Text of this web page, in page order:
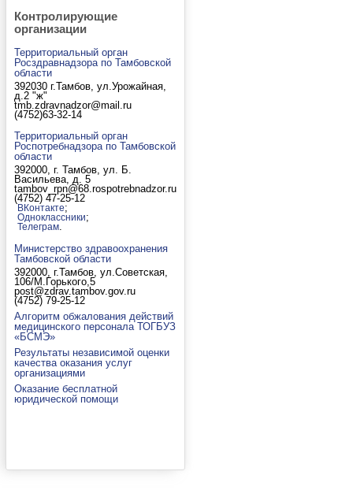
Контролирующие
организации
Территориальный орган
Росздравнадзора по Тамбовской
области
392030 г.Тамбов, ул.Урожайная,
д.2 "ж"
tmb.zdravnadzor@mail.ru
(4752)63-32-14
Территориальный орган
Роспотребнадзора по Тамбовской
области
392000, г. Тамбов, ул. Б.
Васильева, д. 5
tambov_rpn@68.rospotrebnadzor.ru
(4752) 47-25-12
ВКонтакте;
Одноклассники;
Телеграм.
Министерство здравоохранения
Тамбовской области
392000, г.Тамбов, ул.Советская,
106/М.Горького,5
post@zdrav.tambov.gov.ru
(4752) 79-25-12
Алгоритм обжалования действий
медицинского персонала ТОГБУЗ
«БСМЭ»
Результаты независимой оценки
качества оказания услуг
организациями
Оказание бесплатной
юридической помощи